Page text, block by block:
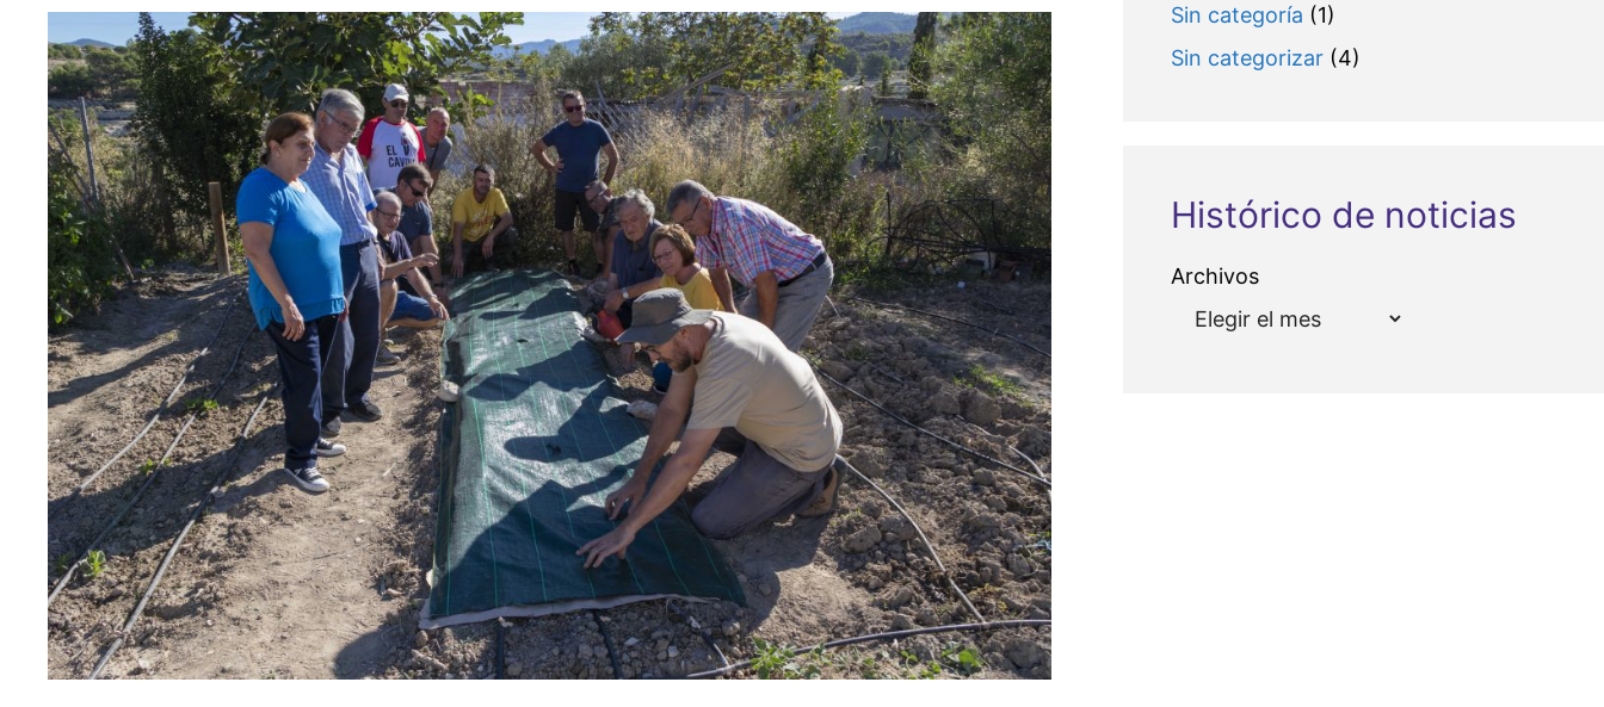
Sin categoría (1)
Sin categorizar(4)
Histórico de noticias
Archivos